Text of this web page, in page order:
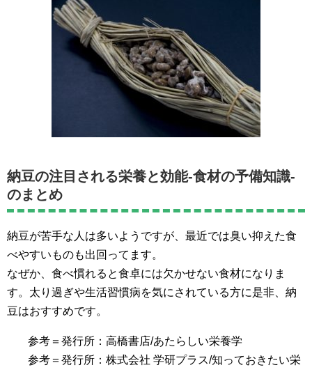
納豆の注目される栄養と効能-食材の予備知識-
のまとめ
納豆が苦手な人は多いようですが、最近では臭い抑えた食
べやすいものも出回ってます。
なぜか、食べ慣れると食卓には欠かせない食材になりま
す。太り過ぎや生活習慣病を気にされている方に是非、納
豆はおすすめです。
参考＝発行所：高橋書店/あたらしい栄養学
参考＝発行所：株式会社 学研プラス/知っておきたい栄